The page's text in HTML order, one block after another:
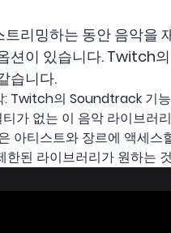
리밍하는 동안 음악을
션이 있습니다. Twitch
습니다.
의 Soundtrack 기능
가 없는 이 음악 라이브러
아티스트와 장르에 액세
된 라이브러리가 원하는